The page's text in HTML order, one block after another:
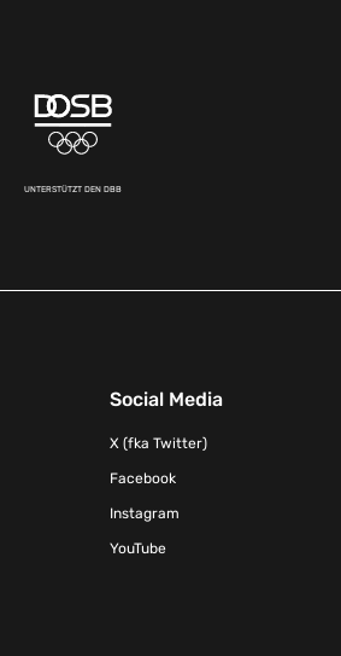
UNTERSTÜTZT DEN DBB
Social Media
X (fka Twitter)
Facebook
Instagram
YouTube